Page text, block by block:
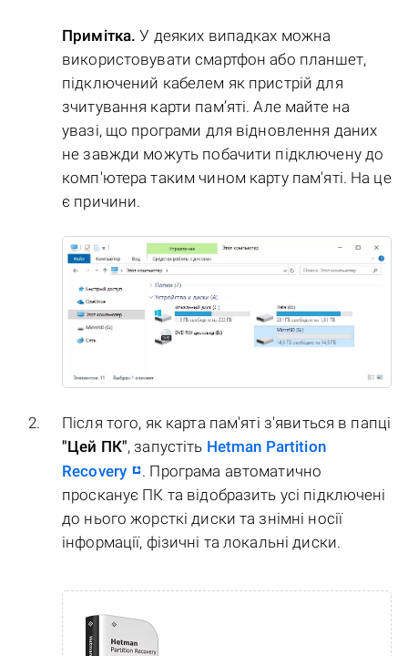
Примітка. У деяких випадках можна
використовувати смартфон або планшет,
підключений кабелем як пристрій для
зчитування карти пам’яті. Але майте на
увазі, що програми для відновлення даних
не завжди можуть побачити підключену до
комп'ютера таким чином карту пам'яті. На це
є причини.
Після того, як карта пам'яті з'явиться в папці
"Цей ПК", запустіть Hetman Partition
Recovery
. Програма автоматично
просканує ПК та відобразить усі підключені
до нього жорсткі диски та знімні носії
інформації, фізичні та локальні диски.